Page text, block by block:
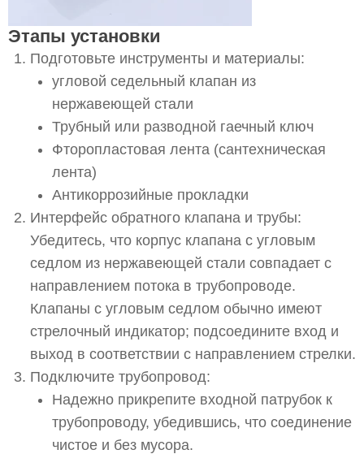
Этапы установки
Подготовьте инструменты и материалы:
угловой седельный клапан из
нержавеющей стали
Трубный или разводной гаечный ключ
Фторопластовая лента (сантехническая
лента)
Антикоррозийные прокладки
Интерфейс обратного клапана и трубы:
Убедитесь, что корпус клапана с угловым
седлом из нержавеющей стали совпадает с
направлением потока в трубопроводе.
Клапаны с угловым седлом обычно имеют
стрелочный индикатор; подсоедините вход и
выход в соответствии с направлением стрелки.
Подключите трубопровод:
Надежно прикрепите входной патрубок к
трубопроводу, убедившись, что соединение
чистое и без мусора.